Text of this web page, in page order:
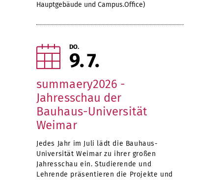
Hauptgebäude und Campus.Office)
DO.
9 7
summaery2026 -
Jahresschau der
Bauhaus-Universität
Weimar
Jedes Jahr im Juli lädt die Bauhaus-
Universität Weimar zu ihrer großen
Jahresschau ein. Studierende und
Lehrende präsentieren die Projekte und